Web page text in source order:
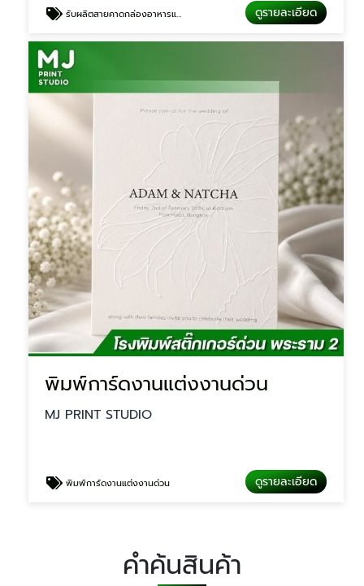
รับผลิตสายคาดกล่องอาหารและกล่องขนม ดูรายละเอียด
พิมพ์การ์ดงานแต่งงานด่วน
MJ PRINT STUDIO
พิมพ์การ์ดงานแต่งงานด่วน ดูรายละเอียด
คำค้นสินค้า